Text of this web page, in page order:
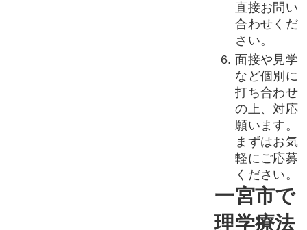
直接お問い
合わせくだ
さい。
面接や見学
など個別に
打ち合わせ
の上、対応
願います。
まずはお気
軽にご応募
ください。
一宮市で
理学療法